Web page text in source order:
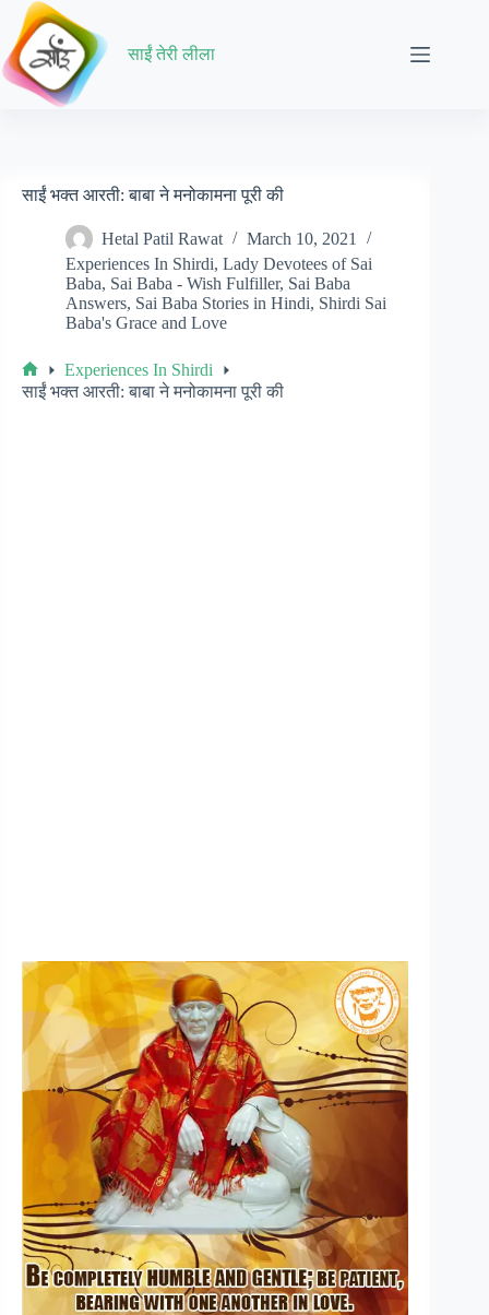
Skip
content
साईं तेरी लीला
साईं भक्त आरती: बाबा ने मनोकामना पूरी की
Hetal Patil Rawat
March 10, 2021
Experiences In Shirdi, Lady Devotees of Sai
Baba, Sai Baba - Wish Fulfiller, Sai Baba
Answers, Sai Baba Stories in Hindi, Shirdi Sai
Baba's Grace and Love
Home
Experiences In Shirdi
साईं भक्त आरती: बाबा ने मनोकामना पूरी की